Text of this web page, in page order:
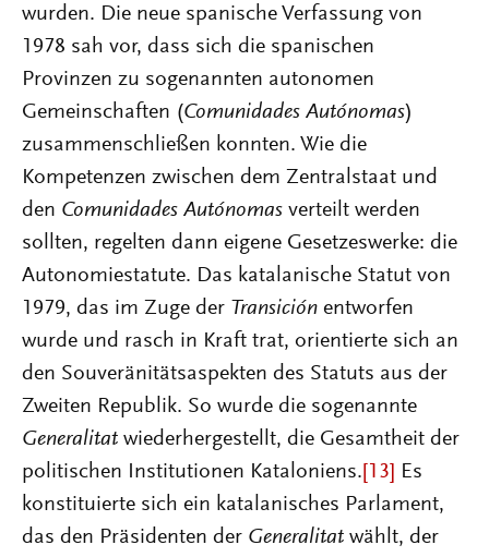
wurden. Die neue spanische Verfassung von
1978 sah vor, dass sich die spanischen
Provinzen zu sogenannten autonomen
Gemeinschaften (Comunidades Autónomas)
zusammenschließen konnten. Wie die
Kompetenzen zwischen dem Zentralstaat und
den Comunidades Autónomas verteilt werden
sollten, regelten dann eigene Gesetzeswerke: die
Autonomiestatute. Das katalanische Statut von
1979, das im Zuge der Transición entworfen
wurde und rasch in Kraft trat, orientierte sich an
den Souveränitätsaspekten des Statuts aus der
Zweiten Republik. So wurde die sogenannte
Generalitat wiederhergestellt, die Gesamtheit der
politischen Institutionen Kataloniens. [13]
Es
konstituierte sich ein katalanisches Parlament,
das den Präsidenten der Generalitat wählt, der